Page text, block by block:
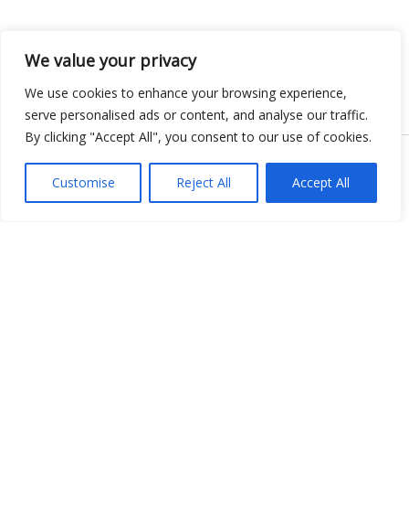
We value your privacy
We use cookies to enhance your browsing experience,
serve personalised ads or content, and analyse our traffic.
By clicking "Accept All", you consent to our use of cookies.
Customise Reject All Accept All
Copyright © 2026 KnowMyGovt. All rights reserved.